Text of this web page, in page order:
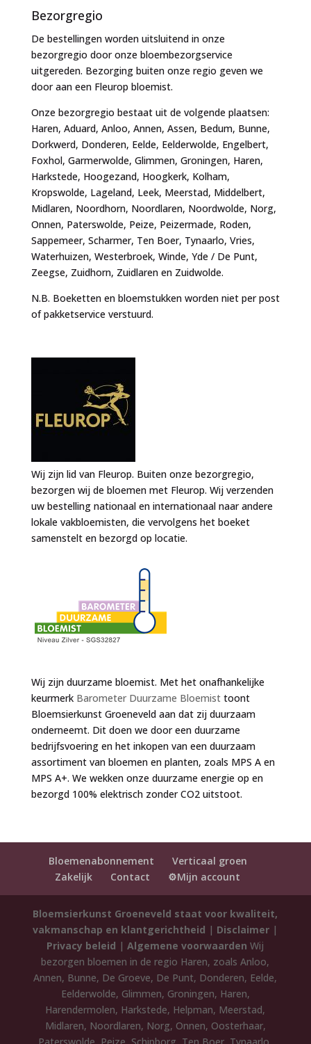
Bezorgregio
De bestellingen worden uitsluitend in onze
bezorgregio door onze bloembezorgservice
uitgereden. Bezorging buiten onze regio geven we
door aan een Fleurop bloemist.
Onze bezorgregio bestaat uit de volgende plaatsen:
Haren, Aduard, Anloo, Annen, Assen, Bedum, Bunne,
Dorkwerd, Donderen, Eelde, Eelderwolde, Engelbert,
Foxhol, Garmerwolde, Glimmen, Groningen, Haren,
Harkstede, Hoogezand, Hoogkerk, Kolham,
Kropswolde, Lageland, Leek, Meerstad, Middelbert,
Midlaren, Noordhorn, Noordlaren, Noordwolde, Norg,
Onnen, Paterswolde, Peize, Peizermade, Roden,
Sappemeer, Scharmer, Ten Boer, Tynaarlo, Vries,
Waterhuizen, Westerbroek, Winde, Yde / De Punt,
Zeegse, Zuidhorn, Zuidlaren en Zuidwolde.
N.B. Boeketten en bloemstukken worden niet per post
of pakketservice verstuurd.
Wij zijn lid van Fleurop. Buiten onze bezorgregio,
bezorgen wij de bloemen met Fleurop. Wij verzenden
uw bestelling nationaal en internationaal naar andere
lokale vakbloemisten, die vervolgens het boeket
samenstelt en bezorgd op locatie.
Wij zijn duurzame bloemist. Met het onafhankelijke
keurmerk Barometer Duurzame Bloemisttoont
Bloemsierkunst Groeneveld aan dat zij duurzaam
onderneemt. Dit doen we door een duurzame
bedrijfsvoering en het inkopen van een duurzaam
assortiment van bloemen en planten, zoals MPS A en
MPS A+. We wekken onze duurzame energie op en
bezorgd 100% elektrisch zonder CO2 uitstoot.
Bloemenabonnement
Verticaal groen
Zakelijk
Contact ⚙️Mijn account
Bloemsierkunst Groeneveld staat voor kwaliteit,
vakmanschap en klantgerichtheid | Disclaimer |
Privacy beleid |Algemene voorwaarden Wij
bezorgen bloemen in de regio Haren, zoals Anloo,
Annen, Bunne, De Groeve, De Punt, Donderen, Eelde,
Eelderwolde, Glimmen, Groningen, Haren,
Harendermolen, Harkstede, Helpman, Meerstad,
Midlaren, Noordlaren, Norg, Onnen, Oosterhaar,
Paterswolde, Peize, Schipborg, Ten Boer, Tynaarlo,